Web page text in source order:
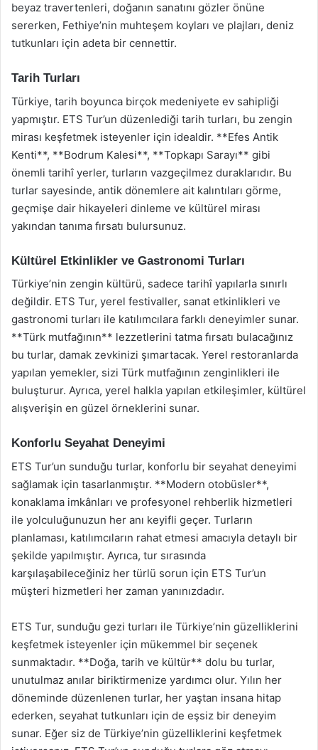
beyaz travertenleri, doğanın sanatını gözler önüne
sererken, Fethiye’nin muhteşem koyları ve plajları, deniz
tutkunları için adeta bir cennettir.
Tarih Turları
Türkiye, tarih boyunca birçok medeniyete ev sahipliği
yapmıştır. ETS Tur’un düzenlediği tarih turları, bu zengin
mirası keşfetmek isteyenler için idealdir. **Efes Antik
Kenti**, **Bodrum Kalesi**, **Topkapı Sarayı** gibi
önemli tarihî yerler, turların vazgeçilmez duraklarıdır. Bu
turlar sayesinde, antik dönemlere ait kalıntıları görme,
geçmişe dair hikayeleri dinleme ve kültürel mirası
yakından tanıma fırsatı bulursunuz.
Kültürel Etkinlikler ve Gastronomi Turları
Türkiye’nin zengin kültürü, sadece tarihî yapılarla sınırlı
değildir. ETS Tur, yerel festivaller, sanat etkinlikleri ve
gastronomi turları ile katılımcılara farklı deneyimler sunar.
**Türk mutfağının** lezzetlerini tatma fırsatı bulacağınız
bu turlar, damak zevkinizi şımartacak. Yerel restoranlarda
yapılan yemekler, sizi Türk mutfağının zenginlikleri ile
buluşturur. Ayrıca, yerel halkla yapılan etkileşimler, kültürel
alışverişin en güzel örneklerini sunar.
Konforlu Seyahat Deneyimi
ETS Tur’un sunduğu turlar, konforlu bir seyahat deneyimi
sağlamak için tasarlanmıştır. **Modern otobüsler**,
konaklama imkânları ve profesyonel rehberlik hizmetleri
ile yolculuğunuzun her anı keyifli geçer. Turların
planlaması, katılımcıların rahat etmesi amacıyla detaylı bir
şekilde yapılmıştır. Ayrıca, tur sırasında
karşılaşabileceğiniz her türlü sorun için ETS Tur’un
müşteri hizmetleri her zaman yanınızdadır.
ETS Tur, sunduğu gezi turları ile Türkiye’nin güzelliklerini
keşfetmek isteyenler için mükemmel bir seçenek
sunmaktadır. **Doğa, tarih ve kültür** dolu bu turlar,
unutulmaz anılar biriktirmenize yardımcı olur. Yılın her
döneminde düzenlenen turlar, her yaştan insana hitap
ederken, seyahat tutkunları için de eşsiz bir deneyim
sunar. Eğer siz de Türkiye’nin güzelliklerini keşfetmek